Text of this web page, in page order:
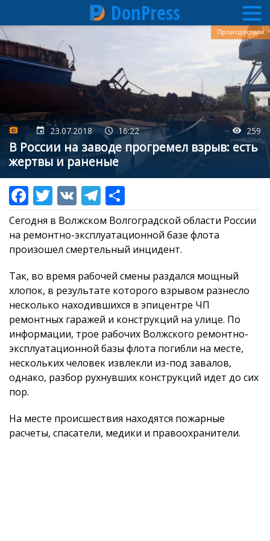
Перейти
к
основному
содержанию
DonPress
23.07.2018 16:22 259
В России на заводе прогремел взрыв: есть
жертвы и раненые
Происшествия
Сегодня в Волжском Волгоградской области России
на ремонтно-эксплуатационной базе флота
произошел смертельный инцидент.
Так, во время рабочей смены раздался мощный
хлопок, в результате которого взрывом разнесло
несколько находившихся в эпицентре ЧП
ремонтных гаражей и конструкций на улице. По
информации, трое рабочих Волжского ремонтно-
эксплуатационной базы флота погибли на месте,
нескольких человек извлекли из-под завалов,
однако, разбор рухнувших конструкций идет до сих
пор.
На месте происшествия находятся пожарные
расчеты, спасатели, медики и правоохранители.